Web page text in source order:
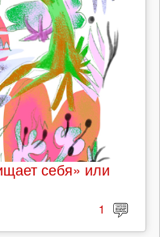
себя» или
1